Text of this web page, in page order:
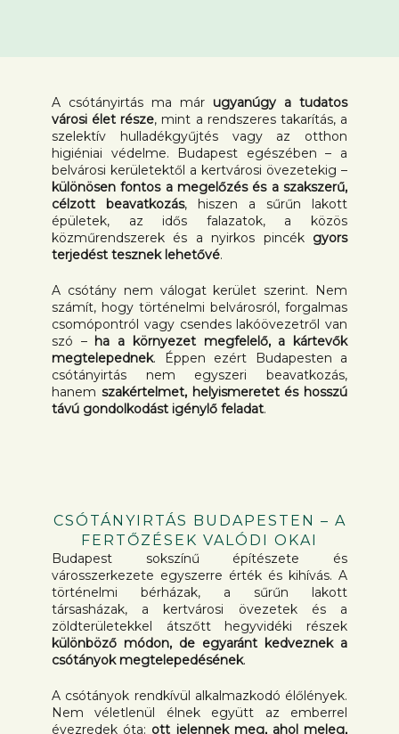
A csótányirtás ma már ugyanúgy a tudatos
városi élet része, mint a rendszeres takarítás, a
szelektív hulladékgyűjtés vagy az otthon
higiéniai védelme. Budapest egészében – a
belvárosi kerületektől a kertvárosi övezetekig –
különösen fontos a megelőzés és a szakszerű,
célzott beavatkozás, hiszen a sűrűn lakott
épületek, az idős falazatok, a közös
közműrendszerek és a nyirkos pincék gyors
terjedést tesznek lehetővé.
A csótány nem válogat kerület szerint. Nem
számít, hogy történelmi belvárosról, forgalmas
csomópontról vagy csendes lakóövezetről van
szó – ha a környezet megfelelő, a kártevők
megtelepednek. Éppen ezért Budapesten a
csótányirtás nem egyszeri beavatkozás,
hanem szakértelmet, helyismeretet és hosszú
távú gondolkodást igénylő feladat.
CSÓTÁNYIRTÁS BUDAPESTEN – A
FERTŐZÉSEK VALÓDI OKAI
Budapest sokszínű építészete és
városszerkezete egyszerre érték és kihívás. A
történelmi bérházak, a sűrűn lakott
társasházak, a kertvárosi övezetek és a
zöldterületekkel átszőtt hegyvidéki részek
különböző módon, de egyaránt kedveznek a
csótányok megtelepedésének.
A csótányok rendkívül alkalmazkodó élőlények.
Nem véletlenül élnek együtt az emberrel
évezredek óta: ott jelennek meg, ahol meleg,